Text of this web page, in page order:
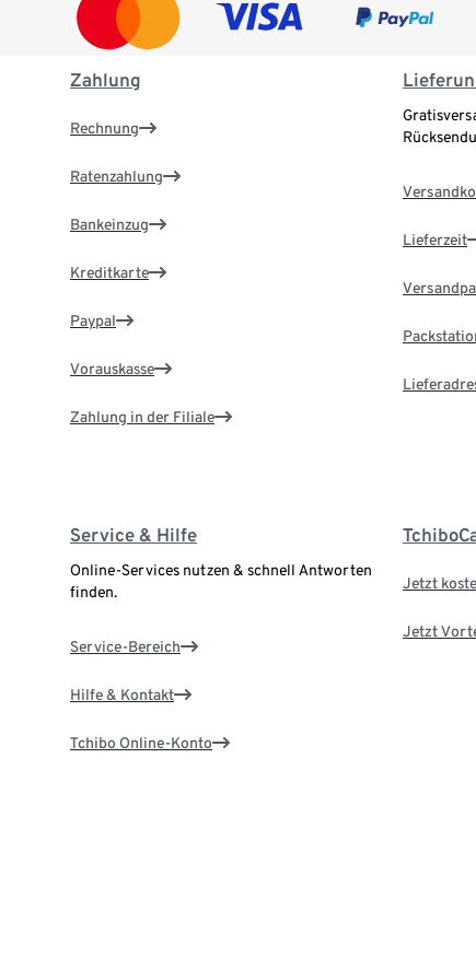
Zahlung
Rechnung
Ratenzahlung
Bankeinzug
Kreditkarte
Paypal
Vorauskasse
Zahlung in der Filiale
Lieferzeit
Service & Hilfe
Online-Services nutzen & schnell Antworten
finden.
Service-Bereich
Hilfe & Kontakt
Tchibo Online-Konto
Jetzt
Jetzt